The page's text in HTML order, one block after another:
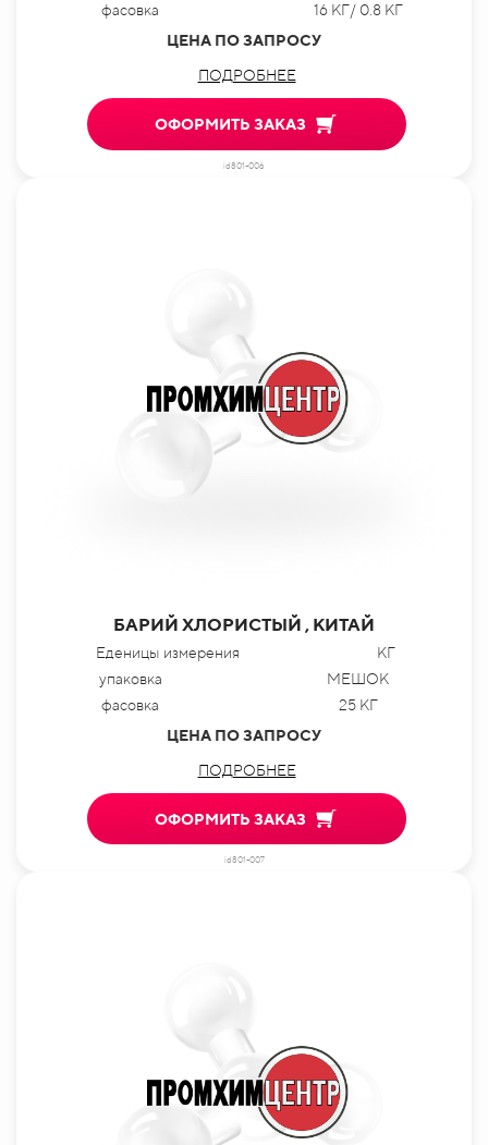
фасовка
16 КГ/ 0.8 КГ
ЦЕНА ПО ЗАПРОСУ
ПОДРОБНЕЕ
ОФОРМИТЬ ЗАКАЗ
id801-006
БАРИЙ ХЛОРИСТЫЙ , КИТАЙ
Еденицы измерения
КГ
упаковка
МЕШОК
фасовка
25 КГ
ЦЕНА ПО ЗАПРОСУ
ПОДРОБНЕЕ
ОФОРМИТЬ ЗАКАЗ
id801-007